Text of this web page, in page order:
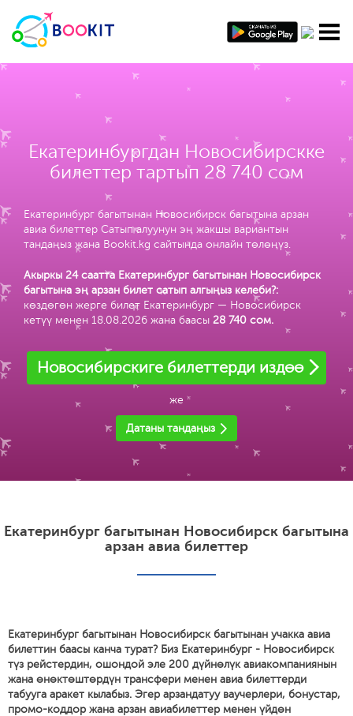
Екатеринбургдан Новосибирскке
билеттер тартып 28 740 сом
Екатеринбург багытынан Новосибирск багытына арзан
авиа билеттер Сатып алуунун эң жакшы вариантын
тандаңыз жана Bookit.kg сайтында онлайн төлөңүз.
Акыркы 24 саатта Екатеринбург багытынан Новосибирск
багытына эң арзан билет сатып алгыңыз келеби?:
көздөгөн жерге билет Екатеринбург — Новосибирск
кетүү менен 18.08.2026 жана баасы 28 740 сом.
Новосибирскиге билеттерди издөө
же
Датаны тандаңыз
Екатеринбург багытынан Новосибирск багытына
арзан авиа билеттер
Екатеринбург багытынан Новосибирск багытынан учакка авиа
билеттин баасы канча турат? Биз Екатеринбург - Новосибирск
түз рейстердин, ошондой эле 200 дүйнөлүк авиакомпаниянын
жана өнөктөштөрдүн трансфери менен авиа билеттерди
табууга аракет кылабыз. Эгер арзандатуу ваучерлери, бонустар,
промо-коддор жана арзан авиабилеттер менен үйдөн